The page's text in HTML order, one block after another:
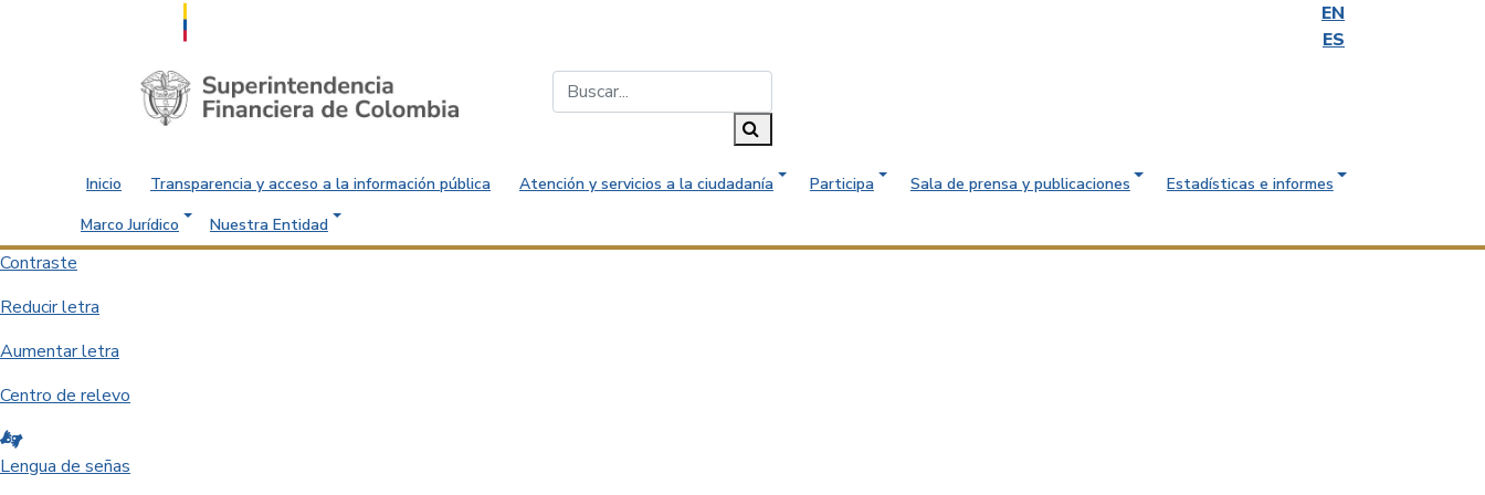
EN
ES
Saltar al contenido principal
Inicio Transparencia y acceso a la información pública Atención y servicios a la ciudadanía Participa Sala de prensa y publicaciones
Estadísticas e informes
Marco Jurídico
Nuestra Entidad
Contraste
Reducir letra
Aumentar letra
Centro de relevo
Lengua de señas